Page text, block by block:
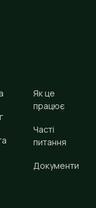
Як це
працює
Часті
питання
Документи